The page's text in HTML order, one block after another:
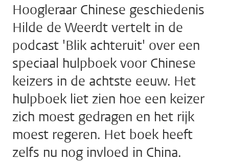
Hoogleraar Chinese geschiedenis
Hilde de Weerdt vertelt in de
podcast 'Blik achteruit' over een
speciaal hulpboek voor Chinese
keizers in de achtste eeuw. Het
hulpboek liet zien hoe een keizer
zich moest gedragen en het rijk
moest regeren. Het boek heeft
zelfs nu nog invloed in China.